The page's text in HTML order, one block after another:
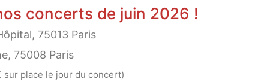
concerts de juin 2026 !
75013 Paris
75008 Paris
sur place le jour du concert)